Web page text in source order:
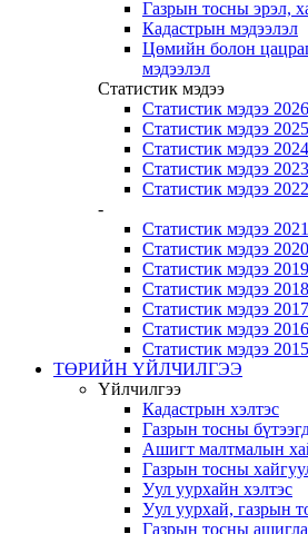
Газрын тосны эрэл,
Кадастрын мэдээлэл
Цөмийн болон
мэдээлэл
Статистик мэдээ
Статистик мэдээ
Статистик мэдээ
Статистик мэдээ
Статистик мэдээ
Статистик мэдээ
-
Статистик мэдээ
Статистик мэдээ
Статистик мэдээ
Статистик мэдээ
Статистик мэдээ
Статистик мэдээ
Статистик мэдээ
ТӨРИЙН ҮЙЛЧИЛГЭЭ
Үйлчилгээ
Кадастрын хэлтэс
Газрын тосны
Ашигт малтмалын
Газрын тосны
Уул уурхайн хэлтэс
Уул уурхай, газрын
Газрын тосны